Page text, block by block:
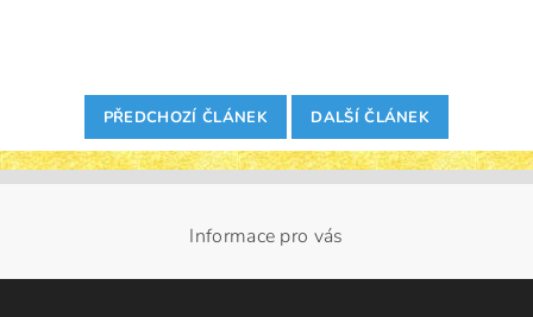
PŘEDCHOZÍ ČLÁNEK DALŠÍ ČLÁNEK
Informace pro vás